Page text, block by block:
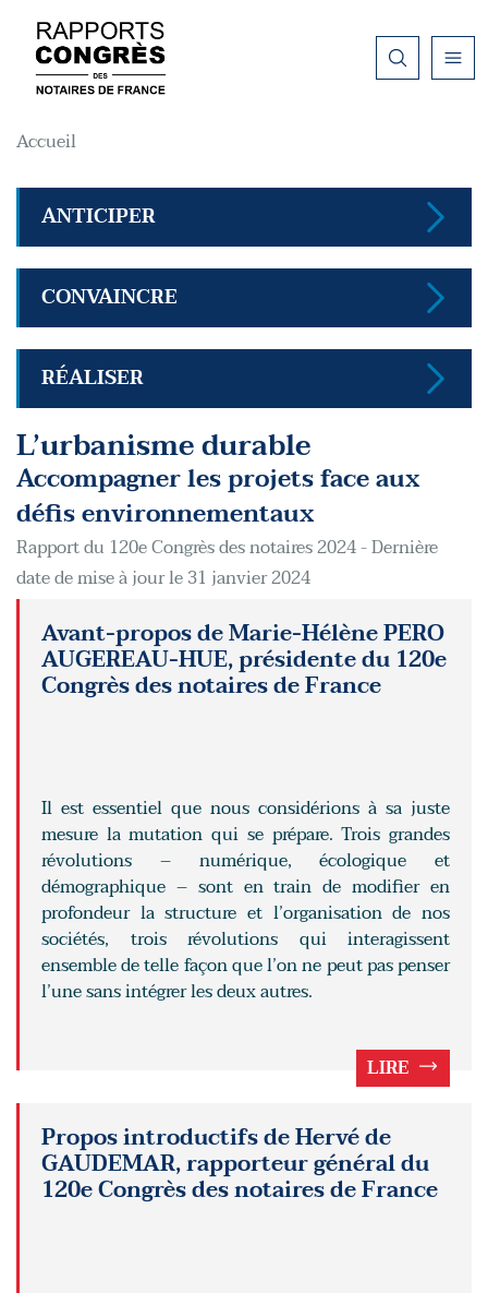
Fil d'Ariane
Accueil
ANTICIPER
CONVAINCRE
RÉALISER
L’urbanisme durable
Accompagner les projets face aux
défis environnementaux
Rapport du 120e Congrès des notaires 2024 - Dernière
date de mise à jour le 31 janvier 2024
Avant-propos de Marie-Hélène PERO
AUGEREAU-HUE, présidente du 120e
Congrès des notaires de France
Il est essentiel que nous considérions à sa juste
mesure la mutation qui se prépare. Trois grandes
révolutions – numérique, écologique et
démographique – sont en train de modifier en
profondeur la structure et l’organisation de nos
sociétés, trois révolutions qui interagissent
ensemble de telle façon que l’on ne peut pas penser
l’une sans intégrer les deux autres.
LIRE
Propos introductifs de Hervé de
GAUDEMAR, rapporteur général du
120e Congrès des notaires de France